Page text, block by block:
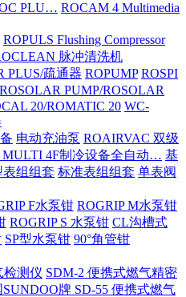
PLU… ROCAM 4 Multimedia
ROPULS Flushing Compressor
脉冲清洗机
PLUS/疏通器 ROPUMP ROSPI
ROSOLAR PUMP/ROSOLAR
20/ROMATIC 20 WC-
电动充油泵 ROAIRVAC 双级
4F制冷设备全自动… 基
组组套 标准表组组套 单表阀
F水泵钳 ROGRIP M水泵钳
ROGRIP S 水泵钳 CL沟槽式
SP型水泵钳 90°角管钳
检测仪 SDM-2 便携式燃气精密
SUNDOO牌 SD-55 便携式燃气